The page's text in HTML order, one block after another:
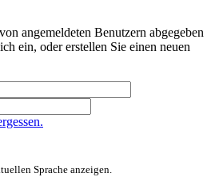
angemeldeten Benutzern abgegeben
ein, oder erstellen Sie einen neuen
Sprache anzeigen.